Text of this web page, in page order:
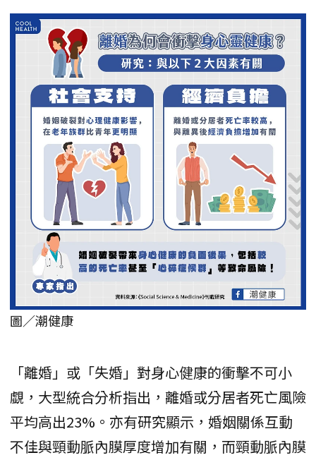
圖／潮健康
「離婚」或「失婚」對身心健康的衝擊不可小
覷，大型統合分析指出，離婚或分居者死亡風險
平均高出23%。亦有研究顯示，婚姻關係互動
不佳與頸動脈內膜厚度增加有關，而頸動脈內膜